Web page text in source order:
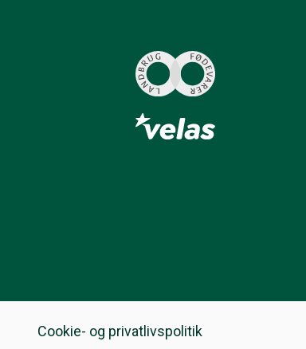
Cookie- og privatlivspolitik